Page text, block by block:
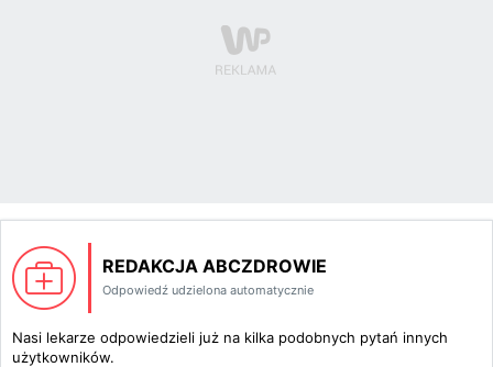
REDAKCJA ABCZDROWIE
Odpowiedź udzielona automatycznie
Nasi lekarze odpowiedzieli już na kilka podobnych pytań innych
użytkowników.